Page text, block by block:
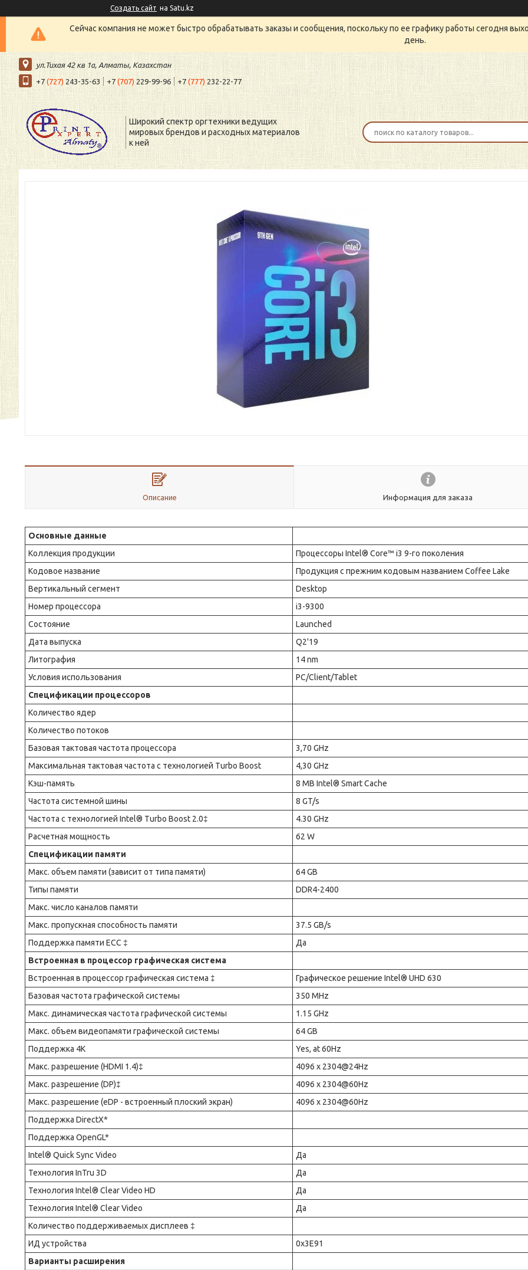
Создать сайт на Satu.kz
Сейчас компания не может быстро обрабатывать заказы и сообщения, поскольку по ее графику работы сегодня
день.
ул.Тихая 42 кв 1a, Алматы, Казахстан
+7 (727) 243-35-63 +7 (707) 229-99-96 +7 (777) 232-22-77
Широкий спектр оргтехники ведущих
мировых брендов и расходных материалов
к ней
Описание Информация для заказа
Основные данные
Коллекция продукции
Процессоры Intel® Core™ i3 9-го поколения
Кодовое название
Продукция с прежним кодовым названием Coffee Lake
Вертикальный сегмент
Desktop
Номер процессора
i3-9300
Состояние
Launched
Дата выпуска
Q2'19
Литография
14 nm
Условия использования
PC/Client/Tablet
Спецификации процессоров
Количество ядер
Количество потоков
Базовая тактовая частота процессора
3,70 GHz
Максимальная тактовая частота с технологией Turbo Boost
4,30 GHz
Кэш-память
8 MB Intel® Smart Cache
Частота системной шины
8 GT/s
Частота с технологией Intel® Turbo Boost 2.0‡
4.30 GHz
Расчетная мощность
62 W
Спецификации памяти
Макс. объем памяти (зависит от типа памяти)
64 GB
Типы памяти
DDR4-2400
Макс. число каналов памяти
Макс. пропускная способность памяти
37.5 GB/s
Поддержка памяти ECC ‡
Да
Встроенная в процессор графическая система
Встроенная в процессор графическая система ‡
Графическое решение Intel® UHD 630
Базовая частота графической системы
350 MHz
Макс. динамическая частота графической системы
1.15 GHz
Макс. объем видеопамяти графической системы
64 GB
Поддержка 4K
Yes, at 60Hz
Макс. разрешение (HDMI 1.4)‡
4096 x 2304@24Hz
Макс. разрешение (DP)‡
4096 x 2304@60Hz
Макс. разрешение (eDP - встроенный плоский экран)
4096 x 2304@60Hz
Поддержка DirectX*
Поддержка OpenGL*
Intel® Quick Sync Video
Да
Технология InTru 3D
Да
Технология Intel® Clear Video HD
Да
Технология Intel® Clear Video
Да
Количество поддерживаемых дисплеев ‡
ИД устройства
0x3E91
Варианты расширения